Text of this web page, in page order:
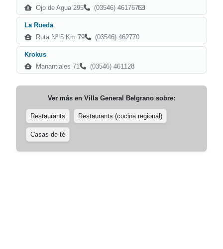
Ojo de Agua 295
(03546) 461767
La Rueda
Ruta Nº 5 Km 79
(03546) 462770
Krokus
Manantiales 71
(03546) 461128
Ver más en Villa General Belgrano sobre:
Restaurants Restaurants (cocina regional)
Casas de té